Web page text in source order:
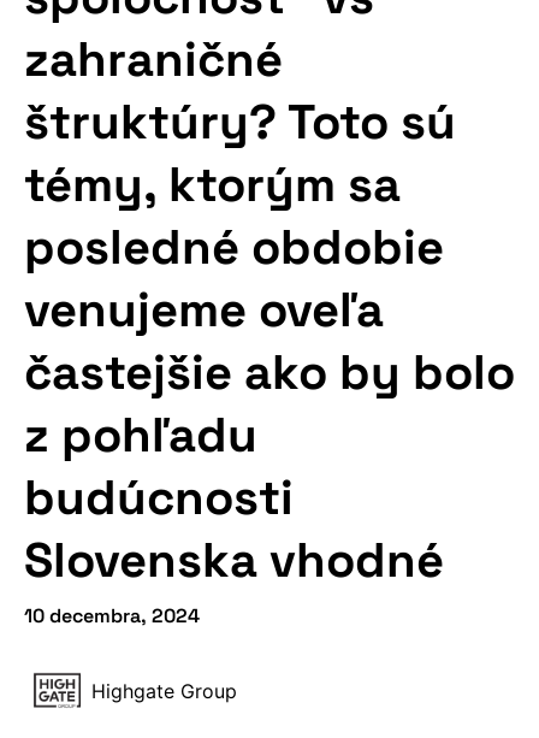
zahraničné
štruktúry? Toto sú
témy, ktorým sa
posledné obdobie
venujeme oveľa
častejšie ako by bolo
z pohľadu
budúcnosti
Slovenska vhodné
10 decembra, 2024
Highgate Group